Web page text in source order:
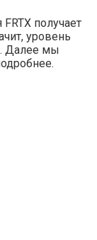
получает
уровень
Далее мы